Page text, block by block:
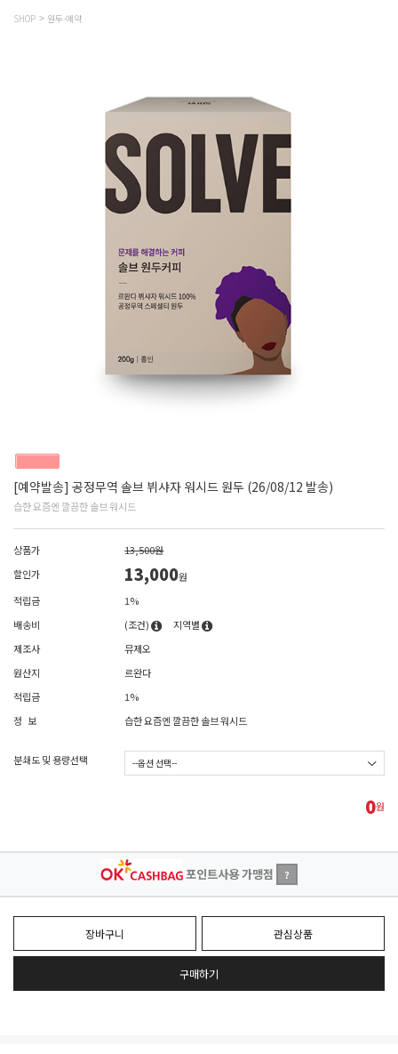
SHOP 원두-예약
[예약발송] 공정무역 솔브 뷔샤자 워시드 원두 (26/08/12 발송)
습한 요즘엔 깔끔한 솔브 워시드
상품가
13,500원
할인가
13,000원
적립금
1%
배송비
(조건)
지역별
제조사
뮤제오
원산지
르완다
적립금
1%
정 보
습한 요즘엔 깔끔한 솔브 워시드
분쇄도 및 용량선택
0원
포인트사용 가맹점 ?
장바구니 관심상품
구매하기